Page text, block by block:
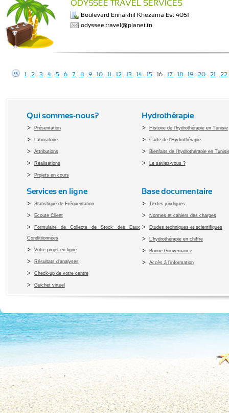
ODYSSEE TRAVEL SERVICES
Boulevard Ennakhil Khezama Est 4051
odyssee.travel@planet.tn
1 2 3 4 5 6 7 8 9 10 11 12 13 14 15 16 17 18 19 20 21 22
Qui sommes-nous?
Présentation
Laboratoire
Attributions
Réalisations
Projets en cours
Hydrothérapie
Histoire de l'hydrothérapie en Tunisie
Carte de l'Hydrothérapie
Bienfaits de l'hydrothérapie en
Le saviez-vous ?
Services en ligne
Statistique de Fréquentation
Ecoute Client
Formulaire de Collecte de Stock des Eaux
Conditiionnées
Votre projet en ligne
Résultats d'analyses
Check-up de votre centre
Guichet virtuel
Base documentaire
Textes juridiques
Normes et cahiers des charges
Etudes techniques et scientifiques
L'hydrothérapie en chiffre
Bonne Gouvernance
Accès à l’information